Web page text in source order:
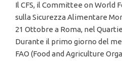
Il CFS, il Committee on World
sulla Sicurezza Alimentare
21 Ottobre a Roma, nel
Durante il primo giorno del
FAO (Food and Agriculture